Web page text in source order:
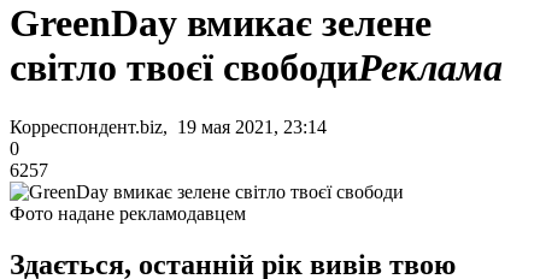
GreenDay вмикає зелене
світло твоєї свободиРеклама
Корреспондент.biz, 19 мая 2021, 23:14
0
6257
Фото надане рекламодавцем
Здається, останній рік вивів твою